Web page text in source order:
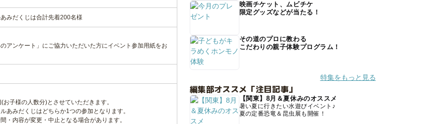
みだくじは合計先着200名様
アンケート」にご協力いただいた方にイベント参加用紙をお
子様の人数分)とさせていただきます。
あみだくじはどちらか1つの参加となります。
・内容が変更・中止となる場合があります。
映画チケット、ムビチケ
限定グッズなどが当たる！
その道のプロに教わる
こだわりの親子体験プログラム！
特集をもっと見る
編集部オススメ「注目記事」
【関東】8月＆夏休みのオススメ
暑い夏に行きたい水遊びイベント♪
夏の定番恐竜＆昆虫展も開催！